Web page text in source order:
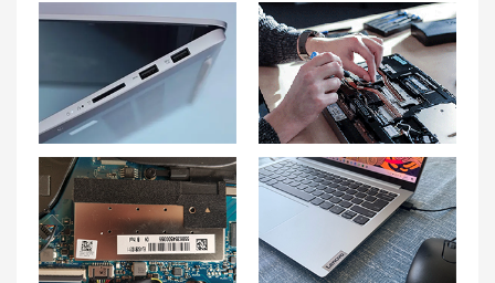
解决小新PRO16系统更新后无声音问题及联想小新无声音的解决方法 石家庄联想笔记本售后维修点地址查询-石家庄联想Lenovo售后电话